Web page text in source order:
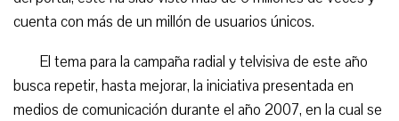
cuenta con más de un millón de usuarios únicos.
El tema para la campaña radial y telvisiva de este año
busca repetir, hasta mejorar, la iniciativa presentada en
medios de comunicación durante el año 2007, en la cual se